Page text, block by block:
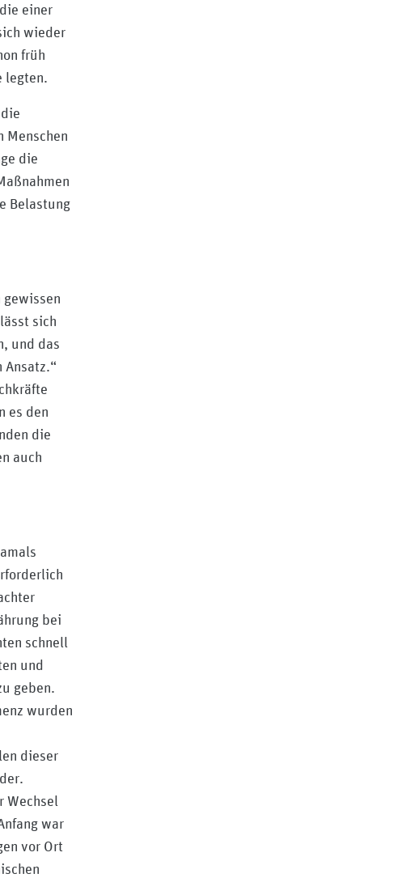
einer
wieder
früh
legten.
Menschen
die
Belastung
sich
und das
es den
die
auch
bei
schnell
und
geben.
wurden
dieser
Wechsel
war
vor Ort